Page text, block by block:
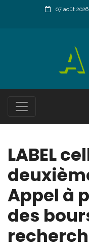
07 août 2026
LABEL
Appel à
des